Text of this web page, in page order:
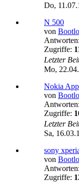
Do,
N 500
von
Antworten:
Zugriffe:
Letzter
Mo,
Nokia
von
Antworten:
Zugriffe:
Letzter
Sa,
sony
von
Antworten:
Zugriffe: